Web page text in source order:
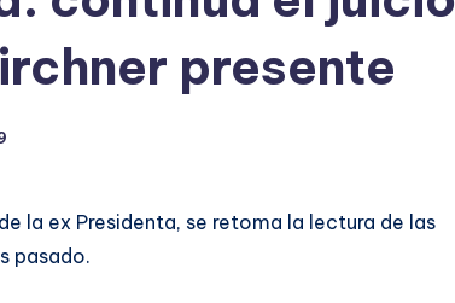
o
a
y
presente
la ex Presidenta, se retoma la lectura de las
pasado.